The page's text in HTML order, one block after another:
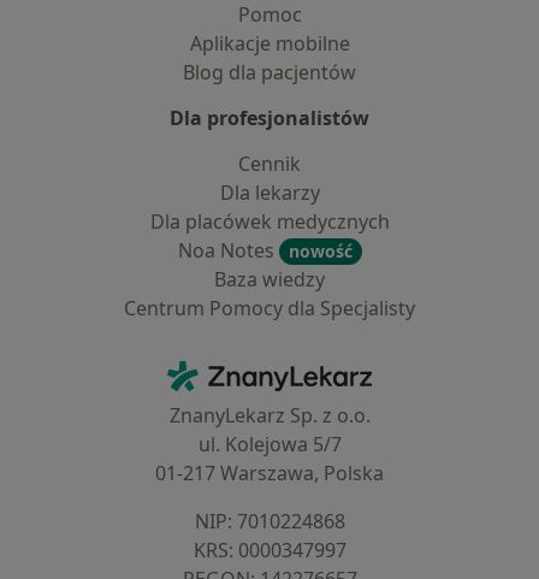
Pomoc
Aplikacje mobilne
Blog dla pacjentów
Dla profesjonalistów
Cennik
Dla lekarzy
Dla placówek medycznych
Noa Notes
nowość
Baza wiedzy
Centrum Pomocy dla Specjalisty
ZnanyLekarz - Strona główna
ZnanyLekarz Sp. z o.o.
ul. Kolejowa 5/7
01-217 Warszawa, Polska
NIP: ⁠7010224868
KRS: ⁠0000347997